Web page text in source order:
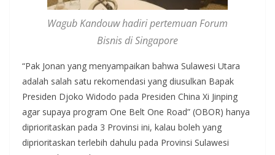
Wagub Kandouw hadiri pertemuan Forum
Bisnis di Singapore
“Pak Jonan yang menyampaikan bahwa Sulawesi Utara
adalah salah satu rekomendasi yang diusulkan Bapak
Presiden Djoko Widodo pada Presiden China Xi Jinping
agar supaya program One Belt One Road” (OBOR) hanya
diprioritaskan pada 3 Provinsi ini, kalau boleh yang
diprioritaskan terlebih dahulu pada Provinsi Sulawesi